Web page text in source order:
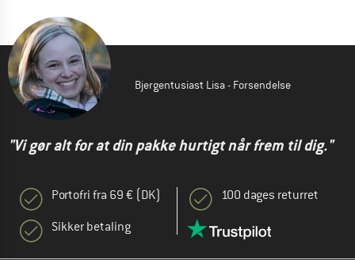
Bjergentusiast Lisa - Forsendelse
"Vi gør alt for at din pakke hurtigt når frem til dig."
Portofri fra 69 € (DK)
Sikker betaling
100 dages returret